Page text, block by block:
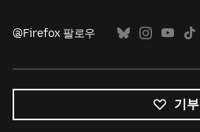
@Firefox 팔로우
기부